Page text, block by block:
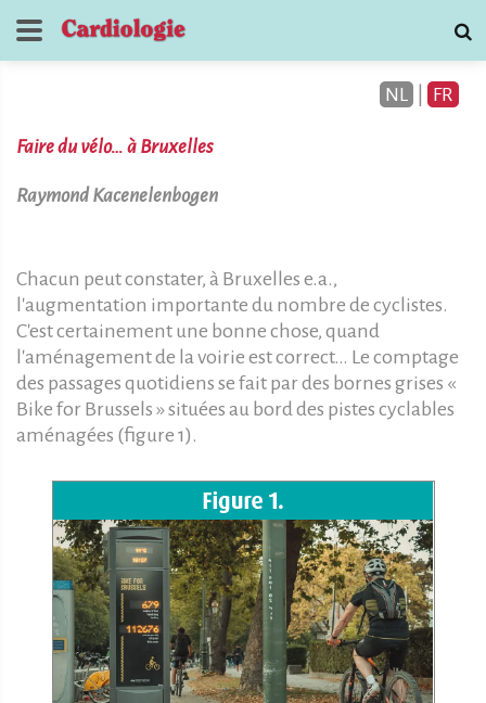
NL FR
Faire du vélo… à Bruxelles
Raymond Kacenelenbogen
Chacun peut constater, à Bruxelles e.a.,
l'augmentation importante du nombre de cyclistes.
C'est certainement une bonne chose, quand
l'aménagement de la voirie est correct… Le comptage
des passages quotidiens se fait par des bornes grises «
Bike for Brussels » situées au bord des pistes cyclables
aménagées (figure 1).
Cardiologie
contactez